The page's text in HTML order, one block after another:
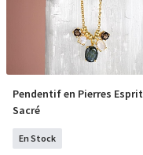
COMMANDER
Pendentif en Pierres Esprit
Sacré
En Stock